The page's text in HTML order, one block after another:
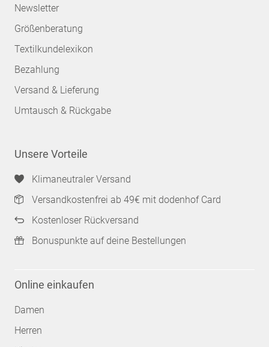
Newsletter
Größenberatung
Textilkundelexikon
Bezahlung
Versand & Lieferung
Umtausch & Rückgabe
Unsere Vorteile
Klimaneutraler Versand
Versandkostenfrei ab 49€ mit dodenhof Card
Kostenloser Rückversand
Bonuspunkte auf deine Bestellungen
Online einkaufen
Damen
Herren